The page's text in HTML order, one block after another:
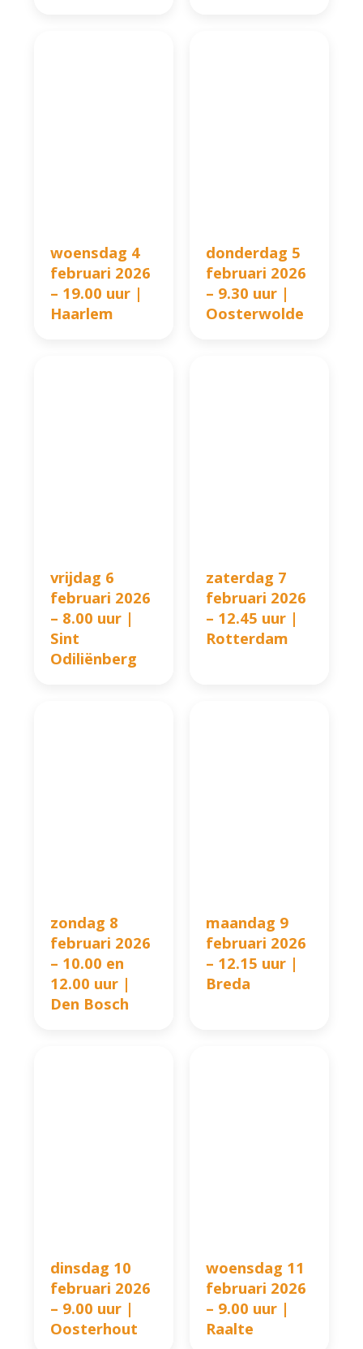
woensdag 4
februari 2026
– 19.00 uur |
Haarlem
donderdag 5
februari 2026
– 9.30 uur |
Oosterwolde
vrijdag 6
februari 2026
– 8.00 uur |
Sint
Odiliënberg
zaterdag 7
februari 2026
– 12.45 uur |
Rotterdam
zondag 8
februari 2026
– 10.00 en
12.00 uur |
Den Bosch
maandag 9
februari 2026
– 12.15 uur |
Breda
dinsdag 10
februari 2026
– 9.00 uur |
Oosterhout
woensdag 11
februari 2026
– 9.00 uur |
Raalte